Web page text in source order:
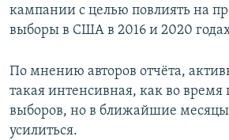
кампании с целью повлиять на
выборы в США в 2016 и 2020
По мнению авторов отчёта,
такая интенсивная, как во
выборов, но в ближайшие
усилиться.